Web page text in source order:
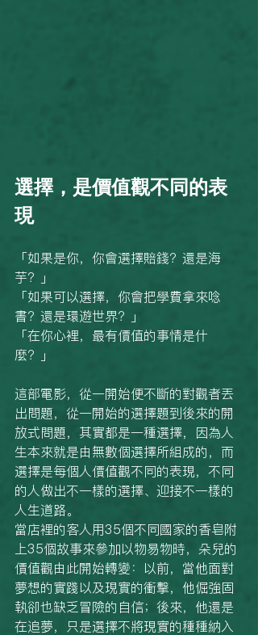
選擇，是價值觀不同的表
現
「如果是你，你會選擇賠錢？還是海
芋？」
「如果可以選擇，你會把學費拿來唸
書？還是環遊世界？」
「在你心裡，最有價值的事情是什
麼？」
這部電影，從一開始便不斷的對觀者丟
出問題，從一開始的選擇題到後來的開
放式問題，其實都是一種選擇，因為人
生本來就是由無數個選擇所組成的，而
選擇是每個人價值觀不同的表現，不同
的人做出不一樣的選擇、迎接不一樣的
人生道路。
當店裡的客人用35個不同國家的香皂附
上35個故事來參加以物易物時，朵兒的
價值觀由此開始轉變：以前，當他面對
夢想的實踐以及現實的衝擊，他倔強固
執卻也缺乏冒險的自信；後來，他還是
在追夢，只是選擇不將現實的種種納入